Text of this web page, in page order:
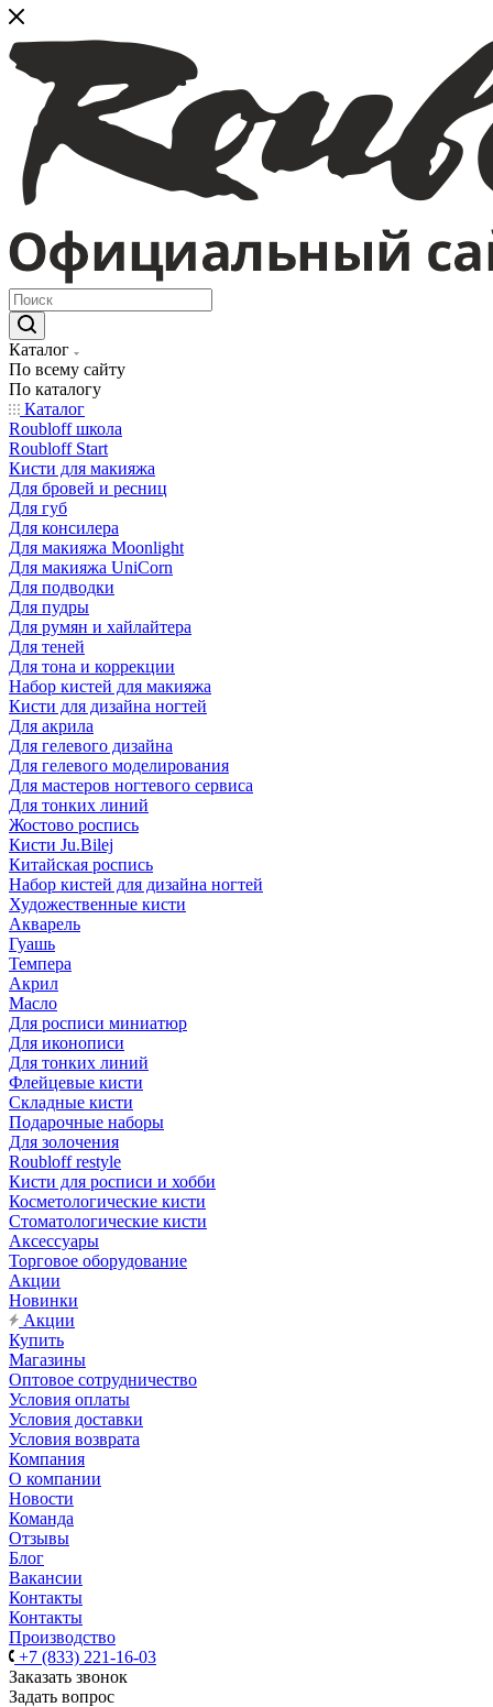
Каталог
По всему сайту
По каталогу
Каталог
Roubloff школа
Roubloff Start
Кисти для макияжа
Для бровей и ресниц
Для губ
Для консилера
Для макияжа Moonlight
Для макияжа UniCorn
Для подводки
Для пудры
Для румян и хайлайтера
Для теней
Для тона и коррекции
Набор кистей для макияжа
Кисти для дизайна ногтей
Для акрила
Для гелевого дизайна
Для гелевого моделирования
Для мастеров ногтевого сервиса
Для тонких линий
Жостово роспись
Кисти Ju.Bilej
Китайская роспись
Набор кистей для дизайна ногтей
Художественные кисти
Акварель
Гуашь
Темпера
Акрил
Масло
Для росписи миниатюр
Для иконописи
Для тонких линий
Флейцевые кисти
Складные кисти
Подарочные наборы
Для золочения
Roubloff restyle
Кисти для росписи и хобби
Косметологические кисти
Стоматологические кисти
Аксессуары
Торговое оборудование
Акции
Новинки
Акции
Купить
Магазины
Оптовое сотрудничество
Условия оплаты
Условия доставки
Условия возврата
Компания
О компании
Новости
Команда
Отзывы
Блог
Вакансии
Контакты
Контакты
Производство
+7 (833) 221-16-03
Заказать звонок
Задать вопрос